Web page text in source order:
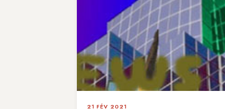
21 FÉV 2021